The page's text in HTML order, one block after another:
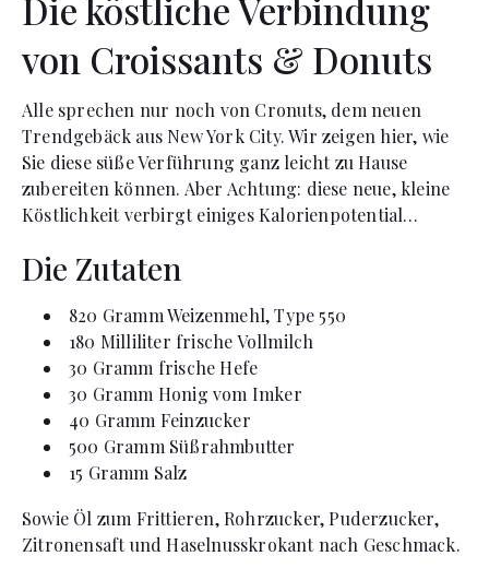
von Croissants & Donuts
Alle sprechen nur noch von Cronuts, dem neuen
Trendgebäck aus New York City. Wir zeigen hier, wie
Sie diese süße Verführung ganz leicht zu Hause
zubereiten können. Aber Achtung: diese neue, kleine
Köstlichkeit verbirgt einiges Kalorienpotential…
Die Zutaten
820 GrammWeizenmehl, Type 550
180 Milliliter frische Vollmilch
30 Gramm frische Hefe
30 Gramm Honig vom Imker
40 Gramm Feinzucker
500 Gramm Süßrahmbutter
15 Gramm Salz
Sowie Öl zum Frittieren, Rohrzucker, Puderzucker,
Zitronensaft und Haselnusskrokant nach Geschmack.